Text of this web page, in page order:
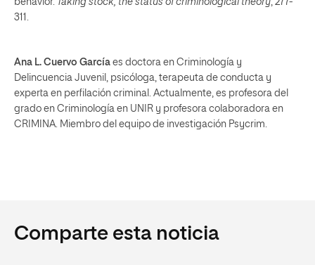
311.
Ana L. Cuervo García es doctora en Criminología y
Delincuencia Juvenil, psicóloga, terapeuta de conducta y
experta en perfilación criminal. Actualmente, es profesora del
grado en Criminología en UNIR y profesora colaboradora en
CRIMINA. Miembro del equipo de investigación Psycrim.
Comparte esta noticia